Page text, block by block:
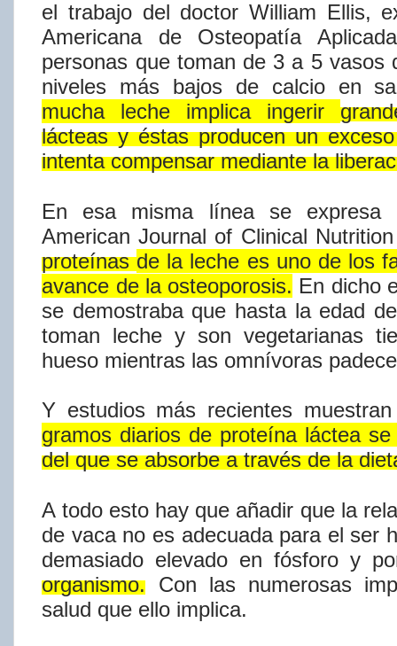
el trabajo del doctor William Ellis,
Americana
deOsteopatí​a
personas que toman de 3 a 5 vasos
niveles
más bajos de calcio en
mucha
leche implica ingerir
lácteas y éstas producen un exceso
intenta compensarmediante la
En esa mismalí​nea se expresa
American Journal of Clinical Nutrition
proteí​nasde la leche es uno de los
avance de la osteoporosis. En dicho
se demostraba que hasta la edad
toman leche y sonvegetarianas
hueso mientras las omní​voras
Y estudios más recientes muestran
gramos diarios de proteí​na láctea se
del que se absorbe a través de la
A todo esto hay que añadir que la
de vaca no es adecuada para el ser
demasiado elevado en fósforo y
organismo. Con las numerosas
salud que ello implica.